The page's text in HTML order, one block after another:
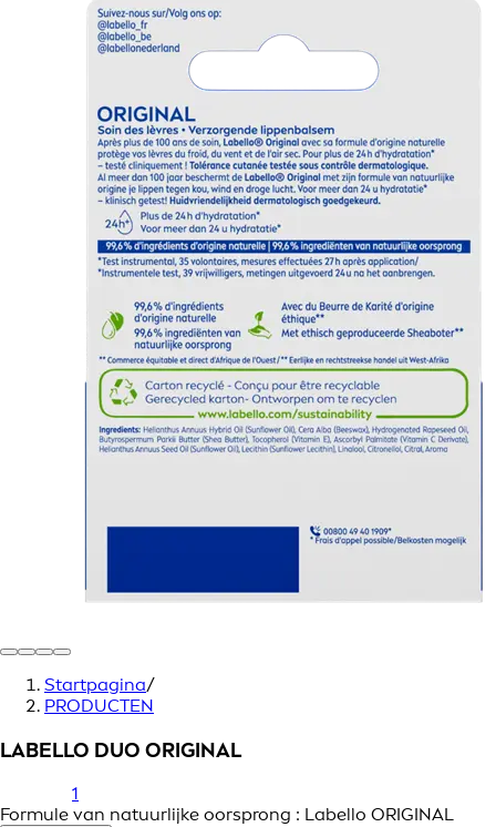
Startpagina/
PRODUCTEN
LABELLO DUO ORIGINAL
1
Formule van natuurlijke oorsprong : Labello ORIGINAL